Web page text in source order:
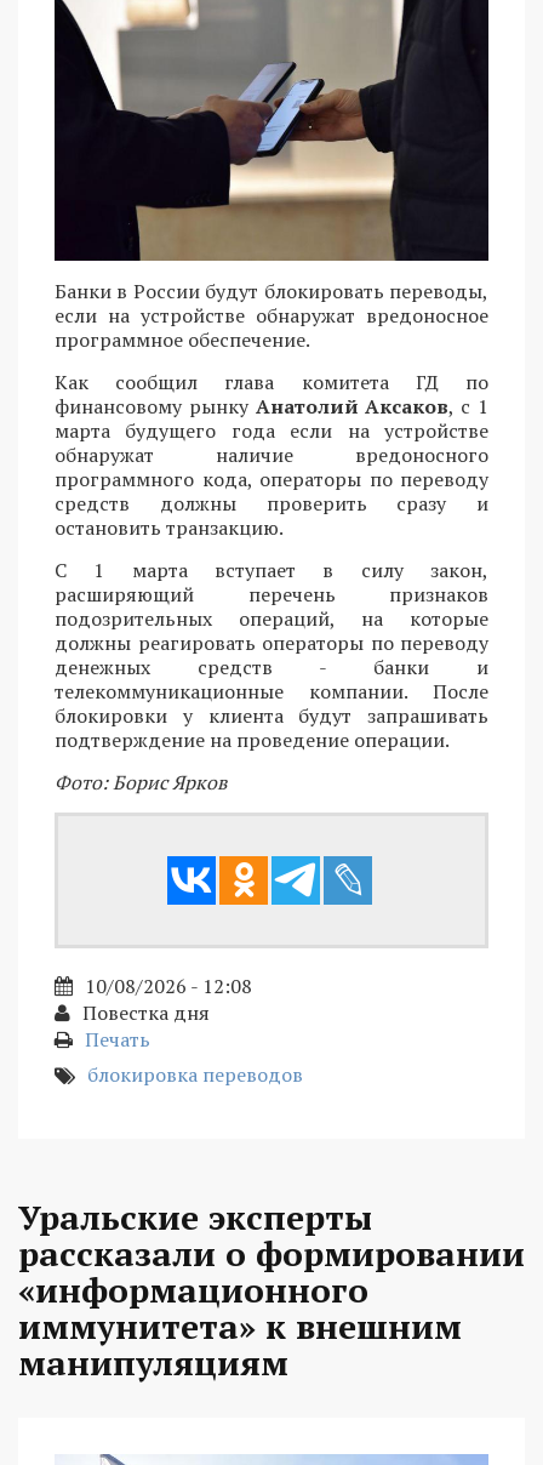
Банки в России будут блокировать переводы,
если на устройстве обнаружат вредоносное
программное обеспечение.
Как сообщил глава комитета ГД по
финансовому рынку Анатолий Аксаков, с 1
марта будущего года если на устройстве
обнаружат наличие вредоносного
программного кода, операторы по переводу
средств должны проверить сразу и
остановить транзакцию.
С 1 марта вступает в силу закон,
расширяющий перечень признаков
подозрительных операций, на которые
должны реагировать операторы по переводу
денежных средств - банки и
телекоммуникационные компании. После
блокировки у клиента будут запрашивать
подтверждение на проведение операции.
Фото: Борис Ярков
10/08/2026 - 12:08
Повестка дня
Печать
блокировка переводов
Уральские эксперты
рассказали о формировании
«информационного
иммунитета» к внешним
манипуляциям